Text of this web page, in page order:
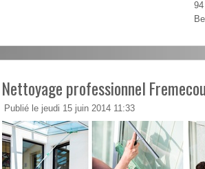
94
Nettoyage professionnel
Publié le jeudi 15 juin 2014 11:33